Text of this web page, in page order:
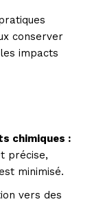
conserver
impacts
chimiques :
précise,
minimisé.
vers des